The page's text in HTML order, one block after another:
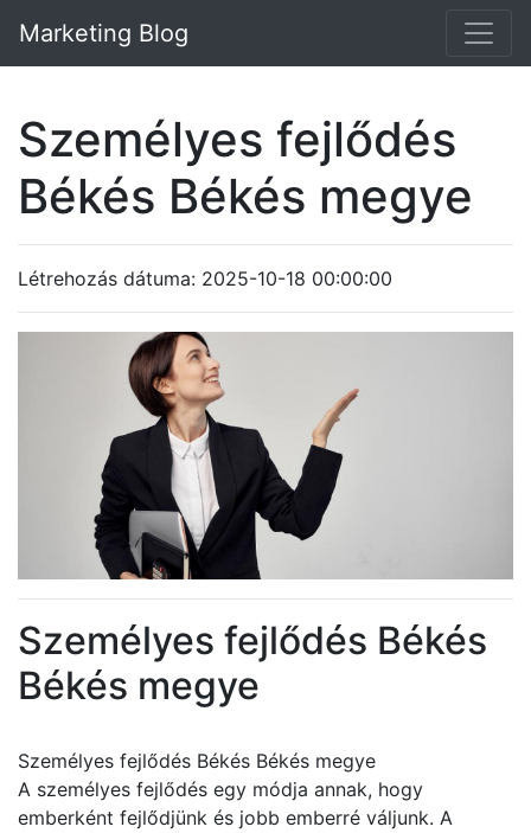
Marketing Blog
Személyes fejlődés
Békés Békés megye
Létrehozás dátuma: 2025-10-18 00:00:00
Személyes fejlődés Békés
Békés megye
Személyes fejlődés Békés Békés megye
A személyes fejlődés egy módja annak, hogy
emberként fejlődjünk és jobb emberré váljunk. A